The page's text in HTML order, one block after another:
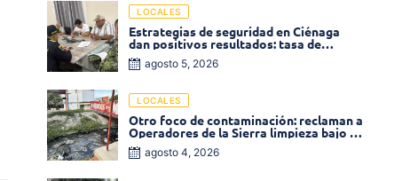
LOCALES
Estrategias de seguridad en Ciénaga
dan positivos resultados: tasa de
homicidios disminuyó un 58% en 2026
agosto 5, 2026
LOCALES
Otro foco de contaminación: reclaman a
Operadores de la Sierra limpieza bajo el
puente de la calle 19 con carrera 11
agosto 4, 2026